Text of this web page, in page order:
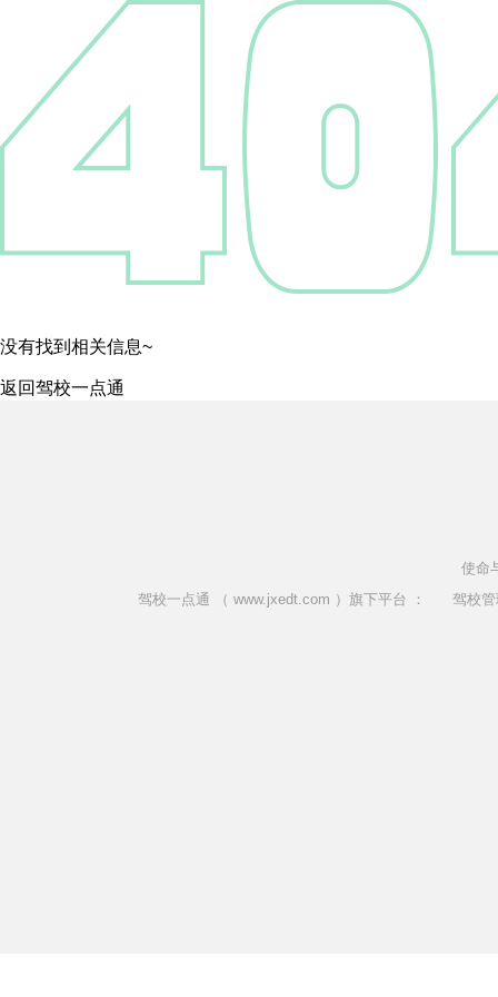
没有找到相关信息~
返回驾校一点通
使命
驾校一点通 （ www.jxedt.com ）旗下平台 ：
驾校